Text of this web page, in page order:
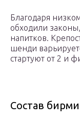
Благодаря
обходили
напитков.
шенди
стартуют от 2 и
Состав